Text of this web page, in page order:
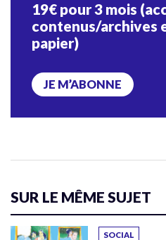
19€ pour 3 mois
contenus/archives
papier)
JE M’ABONNE
SUR LE MÊME SUJET
SOCIAL